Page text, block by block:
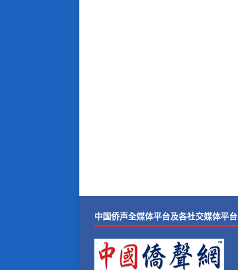
中国侨声全媒体平台及各社交媒体平台